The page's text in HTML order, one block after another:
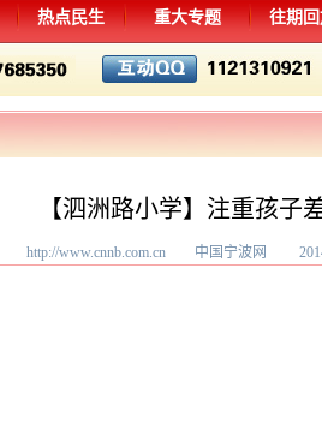
热点民生 重大专题 往期
【泗洲路小学】注重孩子
http://www.cnnb.com.cn 中国宁波网